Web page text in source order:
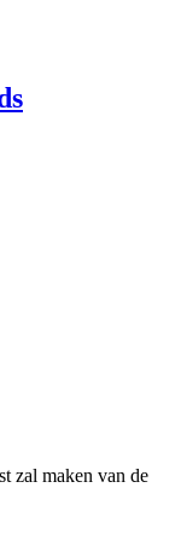
zal maken van de